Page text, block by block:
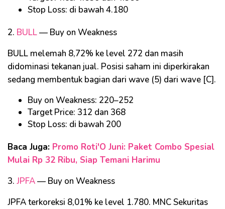
Stop Loss: di bawah 4.180
2. BULL— Buy on Weakness
BULL melemah 8,72% ke level 272 dan masih
didominasi tekanan jual. Posisi saham ini diperkirakan
sedang membentuk bagian dari wave (5) dari wave [C].
Buy on Weakness: 220–252
Target Price: 312 dan 368
Stop Loss: di bawah 200
Baca Juga: Promo Roti'O Juni: Paket Combo Spesial
Mulai Rp 32 Ribu, Siap Temani Harimu
3. JPFA— Buy on Weakness
JPFA terkoreksi 8,01% ke level 1.780. MNC Sekuritas